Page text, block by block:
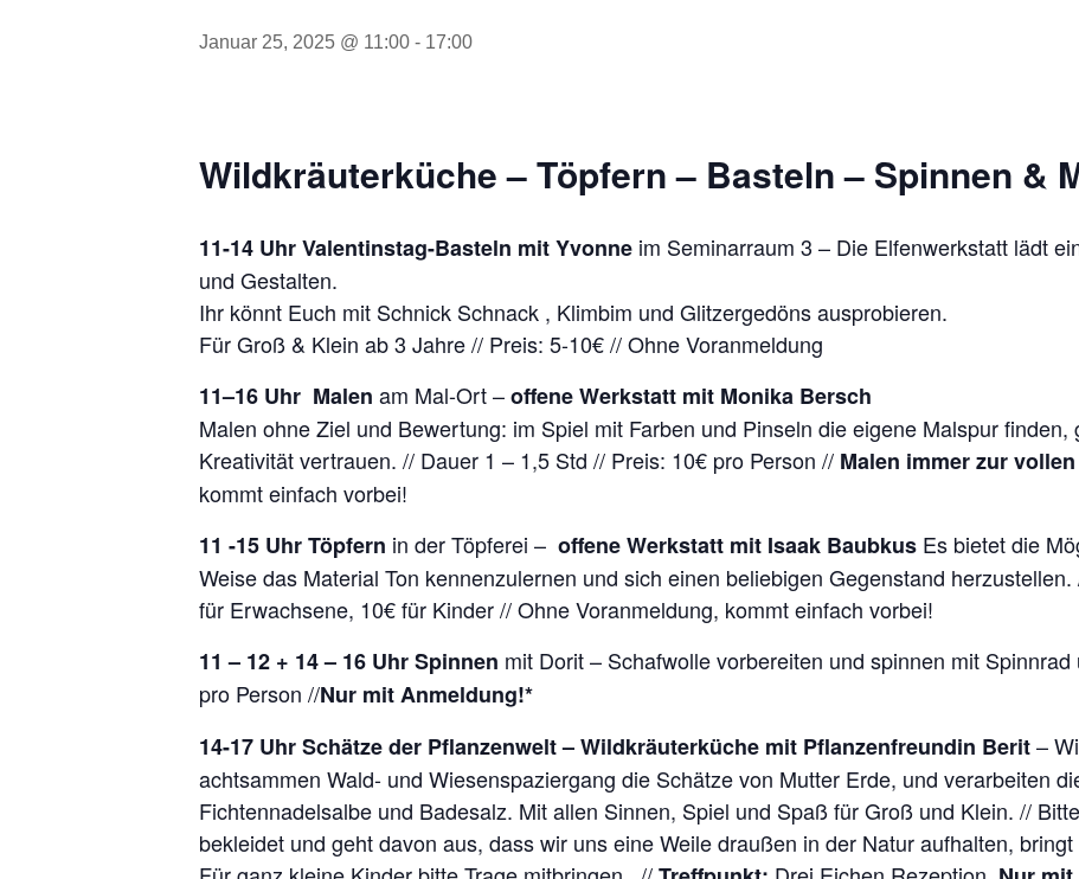
Januar 25, 2025 @ 11:00 - 17:00
Wildkräuterküche – Töpfern – Basteln – Spinnen &
11-14 Uhr Valentinstag-Basteln mit Yvonne im Seminarraum 3 – Die Elfenwerkstatt lädt
und Gestalten.
Ihr könnt Euch mit Schnick Schnack , Klimbim und Glitzergedöns ausprobieren.
Für Groß & Klein ab 3 Jahre // Preis: 5-10€ //Ohne Voranmeldung
11–16 Uhr Malen am Mal-Ort –offene Werkstatt mit Monika Bersch
Malen ohne Ziel und Bewertung: im Spiel mit Farben und Pinseln die eigene Malspur
Kreativität vertrauen. // Dauer 1 – 1,5 Std // Preis: 10€ pro Person // Malen immer zur
kommt einfach vorbei!
11 -15 Uhr Töpfern in der Töpferei – offene Werkstatt mit Isaak Baubkus Es bietet die
Weise das Material Ton kennenzulernen und sich einen beliebigen Gegenstand
für Erwachsene, 10€ für Kinder // Ohne Voranmeldung, kommt einfach vorbei!
11 – 12 + 14 – 16 Uhr Spinnen mit Dorit – Schafwolle vorbereiten und spinnen mit
pro Person //Nur mit Anmeldung!*
14-17 UhrSchätze der Pflanzenwelt – Wildkräuterküche mit Pflanzenfreundin Berit–
achtsammen Wald- und Wiesenspaziergang die Schätze von Mutter Erde, und verarbeiten
Fichtennadelsalbe und Badesalz. Mit allen Sinnen, Spiel und Spaß für Groß und Klein. //
bekleidet und geht davon aus, dass wir uns eine Weile draußen in der Natur aufhalten,